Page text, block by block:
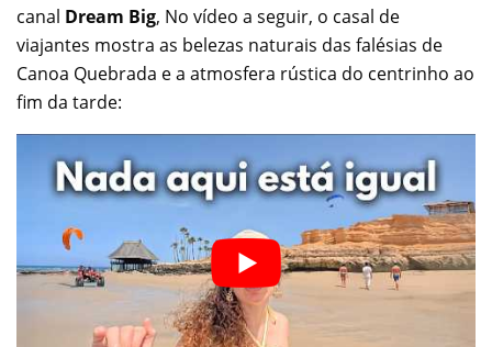
canal Dream Big, No vídeo a seguir, o casal de
viajantes mostra as belezas naturais das falésias de
Canoa Quebrada e a atmosfera rústica do centrinho ao
fim da tarde: